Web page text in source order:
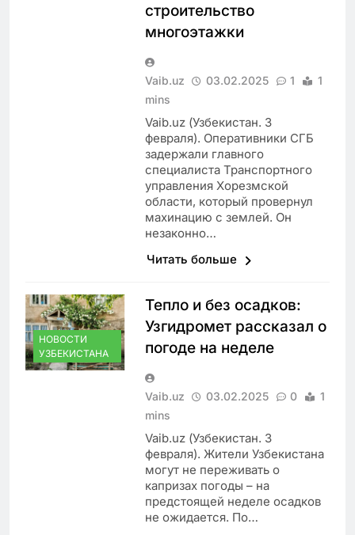
строительство
многоэтажки
Vaib.uz 03.02.2025 1
1
mins
Vaib.uz (Узбекистан. 3
февраля). Оперативники СГБ
задержали главного
специалиста Транспортного
управления Хорезмской
области, который провернул
махинацию с землей. Он
незаконно…
Читать больше
НОВОСТИ
УЗБЕКИСТАНА
Тепло и без осадков:
Узгидромет рассказал о
погоде на неделе
Vaib.uz 03.02.2025 0
1
mins
Vaib.uz (Узбекистан. 3
февраля). Жители Узбекистана
могут не переживать о
капризах погоды – на
предстоящей неделе осадков
не ожидается. По…